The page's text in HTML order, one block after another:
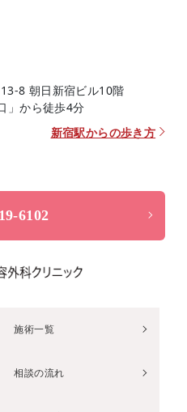
8 朝日新宿ビル10階
」から徒歩4分
新宿駅からの歩き方
6102
施術一覧
相談の流れ